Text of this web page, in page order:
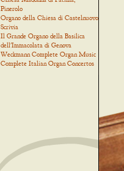
Pinerolo
Organo della Chiesa di Castelnuovo
Scrivia
Il Grande Organo della Basilica
dell'Immacolata di Genova
Weckmann Complete Organ Music
Complete Italian Organ Concertos